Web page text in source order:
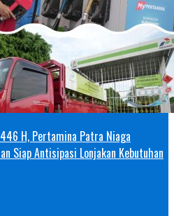
H, Pertamina Patra Niaga
Siap Antisipasi Lonjakan Kebutuhan